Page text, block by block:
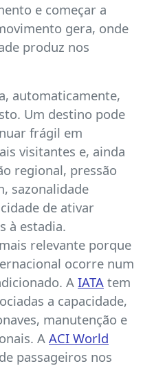
e começar a
gera, onde
produz nos
automaticamente,
Um destino pode
frágil em
visitantes e, ainda
regional, pressão
sazonalidade
de ativar
à estadia.
relevante porque
ocorre num
AIATA tem
a capacidade,
manutenção e
A ACI World
passageiros nos